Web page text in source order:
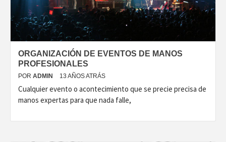
ORGANIZACIÓN DE EVENTOS DE MANOS
PROFESIONALES
POR ADMIN 13 AÑOS ATRÁS
Cualquier evento o acontecimiento que se precie precisa de
manos expertas para que nada falle,